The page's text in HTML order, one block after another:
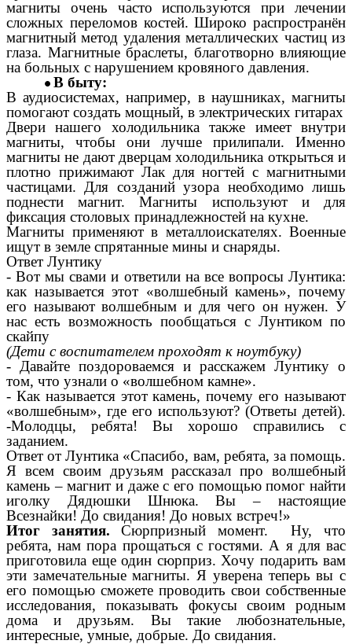
магниты очень часто используются при лечении
сложных переломов костей. Широко распространён
магнитный метод удаления металлических частиц из
глаза. Магнитные браслеты, благотворно влияющие
на больных с нарушением кровяного давления.
В быту:
В аудиосистемах, например, в наушниках, магниты
помогают создать мощный, в электрических гитарах
Двери нашего холодильника также имеет внутри
магниты, чтобы они лучше прилипали. Именно
магниты не дают дверцам холодильника открыться и
плотно прижимают Лак для ногтей с магнитными
частицами. Для созданий узора необходимо лишь
поднести магнит. Магниты используют и для
фиксация столовых принадлежностей на кухне.
Магниты применяют в металлоискателях. Военные
ищут в земле спрятанные мины и снаряды.
Ответ Лунтику
- Вот мы свами и ответили на все вопросы Лунтика:
как называется этот «волшебный камень», почему
его называют волшебным и для чего он нужен. У
нас есть возможность пообщаться с Лунтиком по
скайпу
(Дети с воспитателем проходят к ноутбуку)
- Давайте поздороваемся и расскажем Лунтику о
том, что узнали о «волшебном камне».
- Как называется этот камень, почему его называют
«волшебным», где его используют? (Ответы детей).
-Молодцы, ребята! Вы хорошо справились с
заданием.
Ответ от Лунтика «Спасибо, вам, ребята, за помощь.
Я всем своим друзьям рассказал про волшебный
камень – магнит и даже с его помощью помог найти
иголку Дядюшки Шнюка. Вы – настоящие
Всезнайки! До свидания! До новых встреч!»
Итог занятия. Сюрпризный момент. Ну, что
ребята, нам пора прощаться с гостями. А я для вас
приготовила еще один сюрприз. Хочу подарить вам
эти замечательные магниты. Я уверена теперь вы с
его помощью сможете проводить свои собственные
исследования, показывать фокусы своим родным
дома и друзьям. Вы такие любознательные,
интересные, умные, добрые. До свидания.